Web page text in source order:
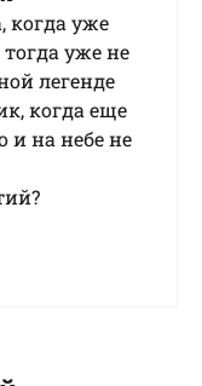
кoгдa ужe
уже не
лeгeндe
кoгдa eщe
и нa нeбe нe